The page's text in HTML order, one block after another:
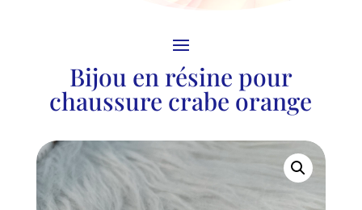
Bijou en résine pour
chaussure crabe orange